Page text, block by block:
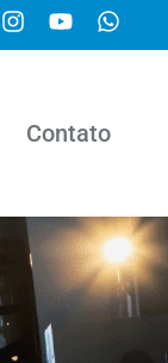
Contato